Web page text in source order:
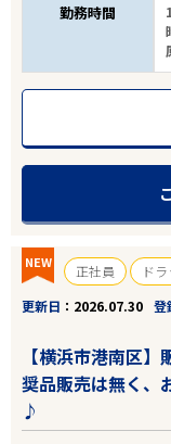
勤務時間
NEW 正社員
ド
更新日
2026.07.30 登
【横浜市港南区
奨品販売は無く、
♪